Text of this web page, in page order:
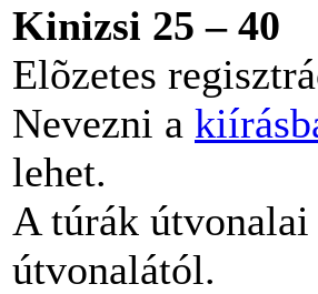
Kinizsi 25 – 40
Elõzetes
Nevezni a
lehet.
A túrák útvonalai
útvonalától.